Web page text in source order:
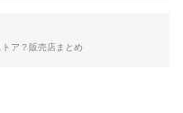
ア？販売店まとめ